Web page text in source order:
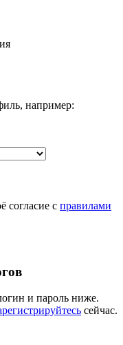
например:
согласие с правилами
и пароль ниже.
сейчас.